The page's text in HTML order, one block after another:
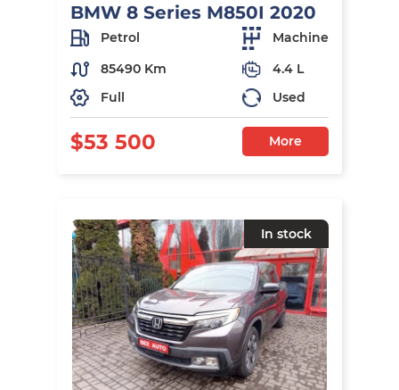
BMW 8 Series M850I 2020
Petrol
Machine
85490 Km
4.4 L
Full
Used
$53 500 More
In stock